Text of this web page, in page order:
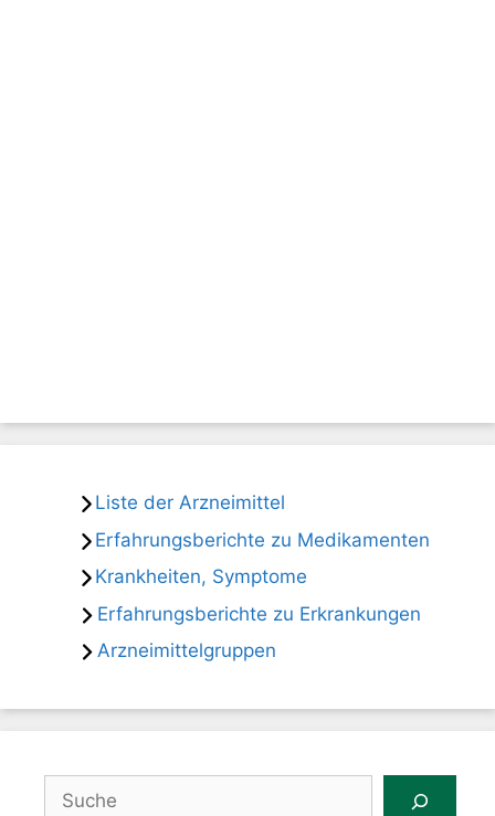
Liste der Arzneimittel
Erfahrungsberichte zu Medikamenten
Krankheiten, Symptome
Erfahrungsberichte zu Erkrankungen
Arzneimittelgruppen
Suchen